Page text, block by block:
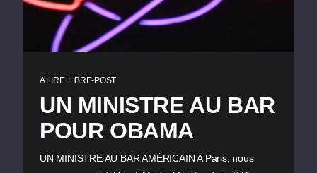
A LIRE LIBRE-POST
UN MINISTRE AU BAR
POUR OBAMA
UN MINISTRE AU BAR AMÉRICAIN A Paris, nous